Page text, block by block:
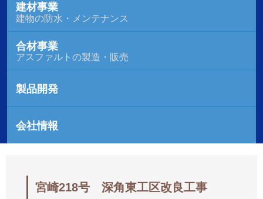
建材事業
建物の防水・メンテナンス
合材事業
アスファルトの製造・販売
製品開発
会社情報
宮崎218号 深角東工区改良工事